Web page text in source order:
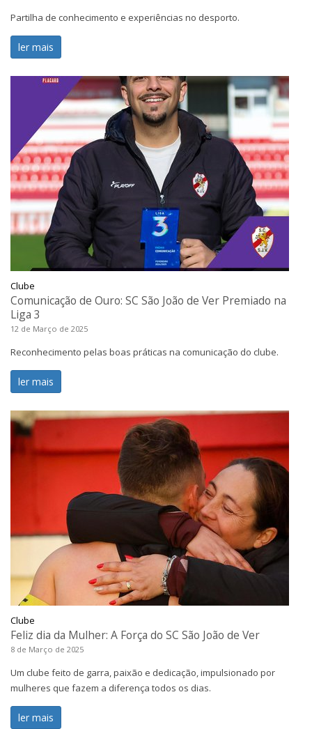
Partilha de conhecimento e experiências no desporto.
ler mais
Clube
Comunicação de Ouro: SC São João de Ver Premiado na
Liga 3
12 de Março de 2025
Reconhecimento pelas boas práticas na comunicação do clube.
ler mais
Clube
Feliz dia da Mulher: A Força do SC São João de Ver
8 de Março de 2025
Um clube feito de garra, paixão e dedicação, impulsionado por
mulheres que fazem a diferença todos os dias.
ler mais